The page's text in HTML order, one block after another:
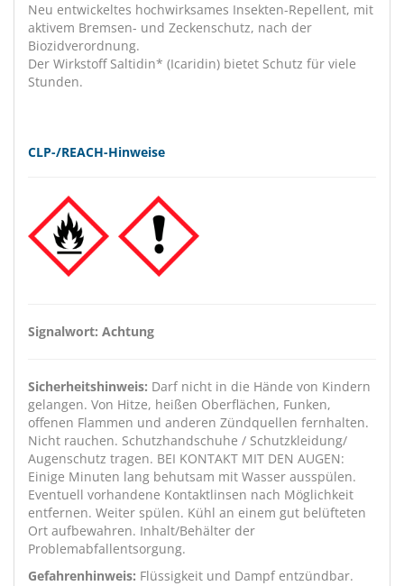
Neu entwickeltes hochwirksames Insekten-Repellent, mit
aktivem Bremsen- und Zeckenschutz, nach der
Biozidverordnung.
Der Wirkstoff Saltidin* (Icaridin) bietet Schutz für viele
Stunden.
CLP-/REACH-Hinweise
Signalwort: Achtung
Sicherheitshinweis: Darf nicht in die Hände von Kindern
gelangen. Von Hitze, heißen Oberflächen, Funken,
offenen Flammen und anderen Zündquellen fernhalten.
Nicht rauchen. Schutzhandschuhe / Schutzkleidung/
Augenschutz tragen. BEI KONTAKT MIT DEN AUGEN:
Einige Minuten lang behutsam mit Wasser ausspülen.
Eventuell vorhandene Kontaktlinsen nach Möglichkeit
entfernen. Weiter spülen. Kühl an einem gut belüfteten
Ort aufbewahren. Inhalt/Behälter der
Problemabfallentsorgung.
Gefahrenhinweis: Flüssigkeit und Dampf entzündbar.